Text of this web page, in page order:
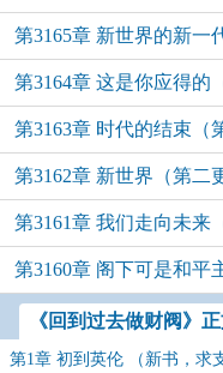
第3165章 新世界的新一
第3164章 这是你应得的
第3163章 时代的结束（
第3162章 新世界（第二
第3161章 我们走向未来
第3160章 阁下可是和平
《回到过去做财阀》
第1章 初到英伦 （新书，求